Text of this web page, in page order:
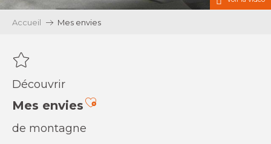
Accueil Mes envies
Découvrir
Mes enviesAjouter aux favoris
de montagne